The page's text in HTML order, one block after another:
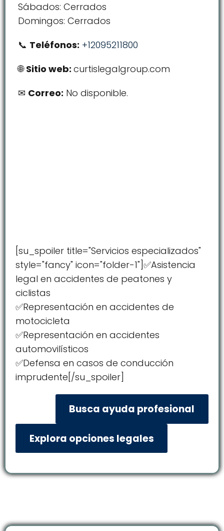
Sábados: Cerrados
Domingos: Cerrados
Teléfonos: +12095211800
Sitio web:curtislegalgroup.com
Correo: No disponible.
[su_spoiler title="Servicios especializados"
style="fancy" icon="folder-1"]✅Asistencia
legal en accidentes de peatones y
ciclistas
✅Representación en accidentes de
motocicleta
✅Representación en accidentes
automovilísticos
✅Defensa en casos de conducción
imprudente[/su_spoiler]
Busca ayuda profesional
Explora opciones legales